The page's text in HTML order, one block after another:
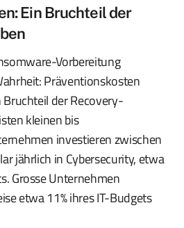
Ein Bruchteil der
Vorbereitung
Präventionskosten
der Recovery-
kleinen bis
investieren zwischen
jährlich in Cybersecurity, etwa
Grosse Unternehmen
etwa 11% ihres IT-Budgets